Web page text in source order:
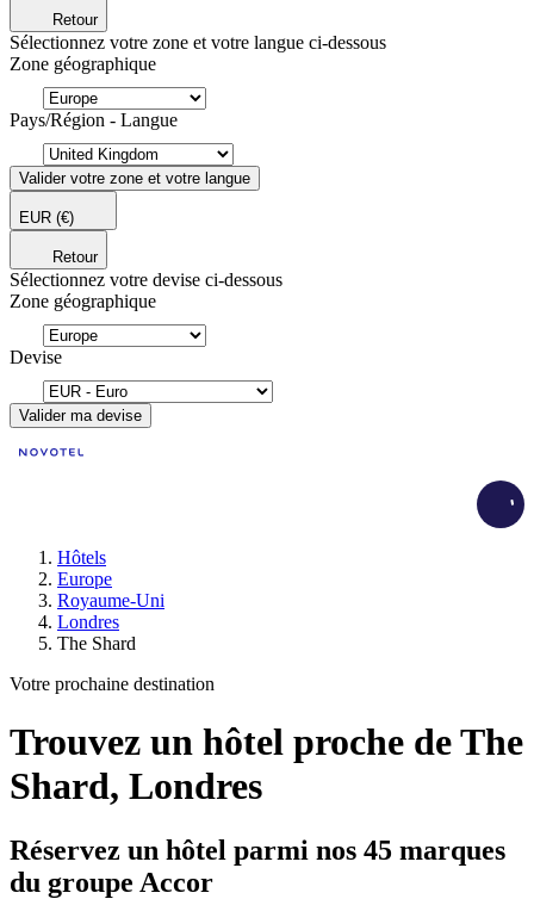
Retour
Sélectionnez votre zone et votre langue ci-dessous
Zone géographique
Pays/Région - Langue
Valider votre zone et votre langue
EUR (€)
Retour
Sélectionnez votre devise ci-dessous
Zone géographique
Devise
Valider ma devise
Hôtels
Europe
Royaume-Uni
Londres
The Shard
Votre prochaine destination
Trouvez un hôtel proche de The
Shard, Londres
Réservez un hôtel parmi nos 45 marques
du groupe Accor